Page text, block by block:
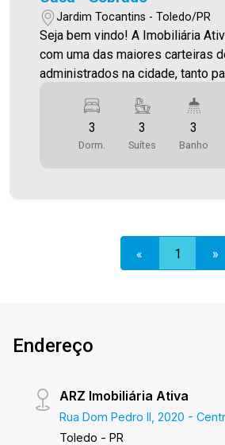
Jardim Tocantins - Toledo/PR
Seja bem vindo! A Imobiliária Ativa conta hoje
com uma das maiores carteiras
administrados na cidade, tanto
opções! Casa Localizada no Jardim Tocantins. O
Imóvel conta com: - Garagem paralela para dois
de encontrar o seu novo lar É AGORA!
3
Dorm.
3
Suítes
3
Banho
« 1 »
Endereço
ARZ Imobiliária Ativa
Rua Dom Pedro II, 2020 -
Toledo - PR